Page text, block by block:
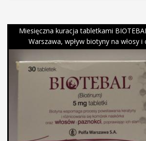
Miesięczna kuracja tabletkami
Warszawa, wpływ biotyny na włosy i